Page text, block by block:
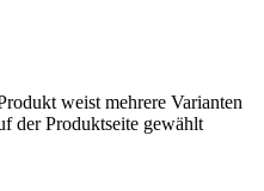
weist mehrere Varianten
der Produktseite gewählt